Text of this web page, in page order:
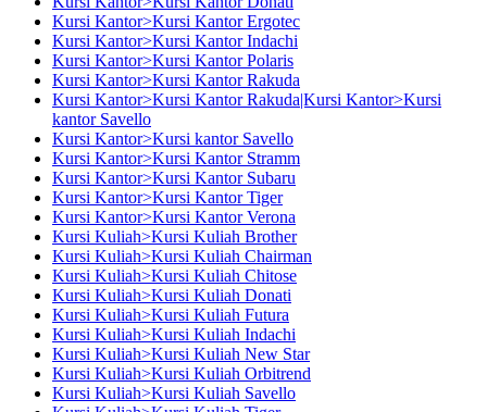
Kursi Kantor>Kursi Kantor Ergotec
Kursi Kantor>Kursi Kantor Indachi
Kursi Kantor>Kursi Kantor Polaris
Kursi Kantor>Kursi Kantor Rakuda
Kursi Kantor>Kursi Kantor Rakuda|Kursi Kantor>Kursi
kantor Savello
Kursi Kantor>Kursi kantor Savello
Kursi Kantor>Kursi Kantor Stramm
Kursi Kantor>Kursi Kantor Subaru
Kursi Kantor>Kursi Kantor Tiger
Kursi Kantor>Kursi Kantor Verona
Kursi Kuliah>Kursi Kuliah Brother
Kursi Kuliah>Kursi Kuliah Chairman
Kursi Kuliah>Kursi Kuliah Chitose
Kursi Kuliah>Kursi Kuliah Donati
Kursi Kuliah>Kursi Kuliah Futura
Kursi Kuliah>Kursi Kuliah Indachi
Kursi Kuliah>Kursi Kuliah New Star
Kursi Kuliah>Kursi Kuliah Orbitrend
Kursi Kuliah>Kursi Kuliah Savello